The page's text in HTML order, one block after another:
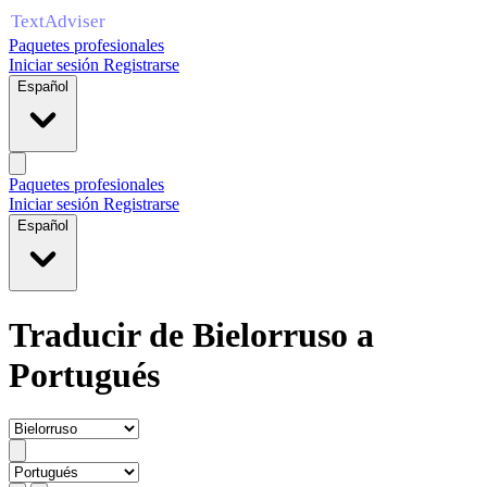
Paquetes profesionales
Iniciar sesión Registrarse
Español
Paquetes profesionales
Iniciar sesión Registrarse
Español
Traducir de Bielorruso a
Portugués